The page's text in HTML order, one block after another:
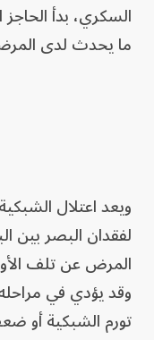
السكري، بدأ
ما يحدث لدى
ويعد اعتلال
لفقدان البصر بين
المرض عن تلف
وقد يؤدي في
تورم الشبكية أو